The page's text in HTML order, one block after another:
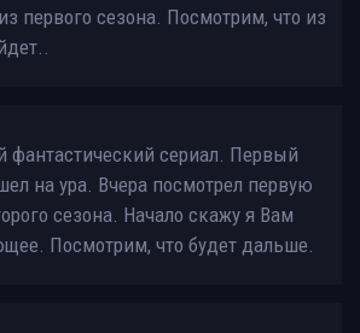
первого сезона. Посмотрим, что из
фантастический сериал. Первый
на ура. Вчера посмотрел первую
сезона. Начало скажу я Вам
Посмотрим, что будет дальше.